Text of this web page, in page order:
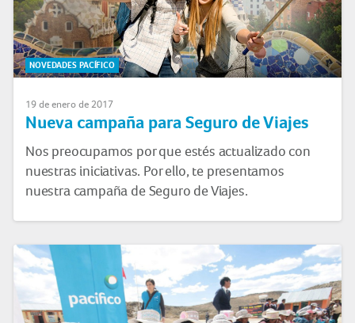
NOVEDADES PACÍFICO
19 de enero de 2017
Nueva campaña para Seguro de Viajes
Nos preocupamos por que estés actualizado con
nuestras iniciativas. Por ello, te presentamos
nuestra campaña de Seguro de Viajes.